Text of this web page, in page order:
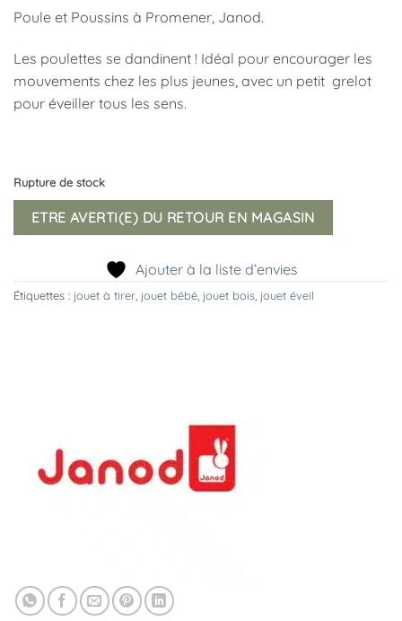
Poule et Poussins à Promener, Janod.
Les poulettes se dandinent ! Idéal pour encourager les
mouvements chez les plus jeunes, avec un petit grelot
pour éveiller tous les sens.
Rupture de stock
ETRE AVERTI(E) DU RETOUR EN MAGASIN
Ajouter à la liste d’envies
Étiquettes : jouet à tirer jouet bébé jouet bois jouet éveil